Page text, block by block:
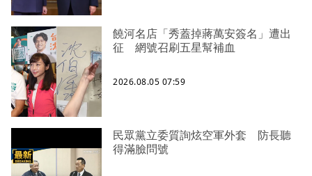
饒河名店「秀蓋掉蔣萬安簽名」遭出
征 網號召刷五星幫補血
2026.08.05 07:59
民眾黨立委質詢炫空軍外套 防長聽
得滿臉問號